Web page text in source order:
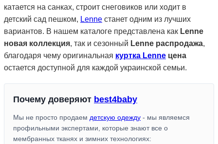
катается на санках, строит снеговиков или ходит в
детский сад пешком, Lenne станет одним из лучших
вариантов. В нашем каталоге представлена как Lenne
новая коллекция, так и сезонный Lenne распродажа,
благодаря чему оригинальная куртка Lenne цена
остается доступной для каждой украинской семьи.
Почему доверяют best4baby
Мы не просто продаем детскую одежду - мы являемся
профильными экспертами, которые знают все о
мембранных тканях и зимних технологиях: